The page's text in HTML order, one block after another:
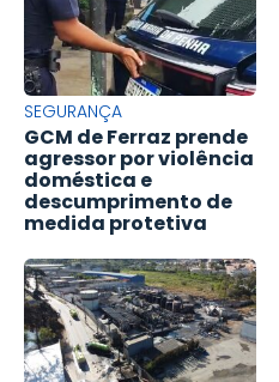
SEGURANÇA
GCM de Ferraz prende
agressor por violência
doméstica e
descumprimento de
medida protetiva